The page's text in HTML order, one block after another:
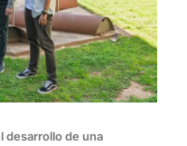
desarrollo de una